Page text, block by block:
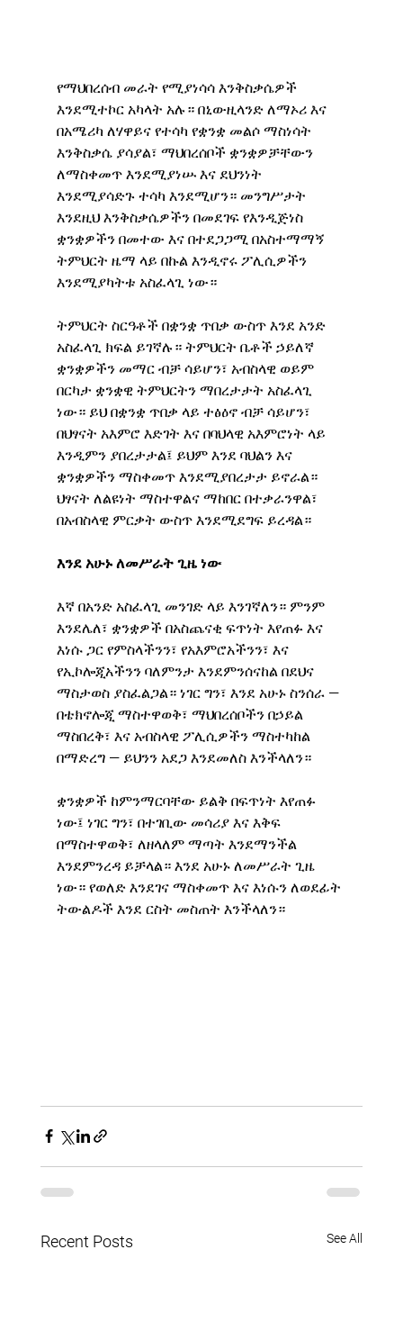
የማህበረሰብ መራት የሚያነሳሳ እንቅስቃሴዎች
እንደሚተኮር አካላት አሉ። በኒውዚላንድ ለማኦሪ እና
በአሜሪካ ለሃዋይና የተሳካ የቋንቋ መልሶ ማስነሳት
እንቅስቃሴ ያሳያል፣ ማህበረሰቦች ቋንቋዎቻቸውን
ለማስቀመጥ እንደሚያነሡ እና ደህንነት
እንደሚያሳድጉ ተሳካ እንደሚሆን። መንግሥታት
እንደዚህ እንቅስቃሴዎችን በመደገፍ የእንዲጅነስ
ቋንቋዎችን በመተው እና በተደጋጋሚ በአስተማማኝ
ትምህርት ዜማ ላይ በኩል እንዲኖሩ ፖሊሲዎችን
እንደሚያካትቱ አስፈላጊ ነው።
ትምህርት ስርዓቶች በቋንቋ ጥበቃ ውስጥ እንደ አንድ
አስፈላጊ ክፍል ይገኛሉ። ትምህርት ቤቶች ኃይለኛ
ቋንቋዎችን መማር ብቻ ሳይሆን፣ አብስላዊ ወይም
በርካታ ቋንቋዊ ትምህርትን ማበረታታት አስፈላጊ
ነው። ይህ በቋንቋ ጥበቃ ላይ ተፅዕኖ ብቻ ሳይሆን፣
በህፃናት አእምሮ እድገት እና በባህላዊ አእምሮነት ላይ
እንዲምን ያበረታታል፤ ይህም እንደ ባህልን እና
ቋንቋዎችን ማስቀመጥ እንደሚያበረታታ ይኖራል።
ህፃናት ለልዩነት ማስተዋልና ማከበር በተቃራንዋል፣
በአብስላዊ ምርቃት ውስጥ እንደሚደግፍ ይረዳል።
እንደ አሁኑ ለመሥራት ጊዜ ነው
እኛ በአንድ አስፈላጊ መንገድ ላይ እንገኛለን። ምንም
እንደሌለ፣ ቋንቋዎች በአስጨናቂ ፍጥነት እየጠፉ እና
እነሱ ጋር የምስላችንን፣ የአእምሮአችንን፣ እና
የኢኮሎጂአችንን ባለምንታ እንደምንሰናከል በደህና
ማስታወስ ያስፈልጋል። ነገር ግን፣ እንደ አሁኑ ስንሰራ —
በቴክኖሎጂ ማስተዋወቅ፣ ማህበረሰቦችን በኃይል
ማስበረቅ፣ እና አብስላዊ ፖሊሲዎችን ማስተካከል
በማድረግ — ይህንን አደጋ እንደመለስ እንችላለን።
ቋንቋዎች ከምንማርባቸው ይልቅ በፍጥነት እየጠፉ
ነው፤ ነገር ግን፣ በተገቢው መሳሪያ እና እቅፍ
በማስተዋወቅ፣ ለዘላለም ማጣት እንደማንችል
እንደምንረዳ ይቻላል። እንደ አሁኑ ለመሥራት ጊዜ
ነው። የወለድ እንደገና ማስቀመጥ እና እነሱን ለወደፊት
ትውልዶች እንደ ርስት መስጠት እንችላለን።
Recent Posts See All